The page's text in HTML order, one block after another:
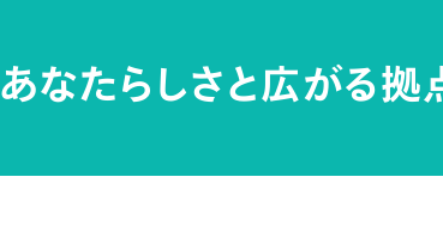
あなたらしさと広がる拠